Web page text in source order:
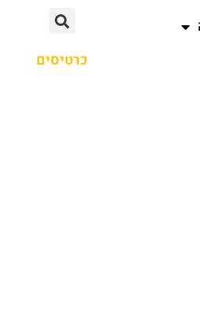
כרטיסים